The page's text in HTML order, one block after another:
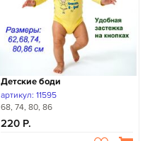
Детские боди
артикул: 11595
68, 74, 80, 86
220